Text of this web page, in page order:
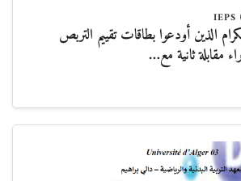
الذين أودعوا بطاقات تقييم التربص
مقابلة ثانية مع…